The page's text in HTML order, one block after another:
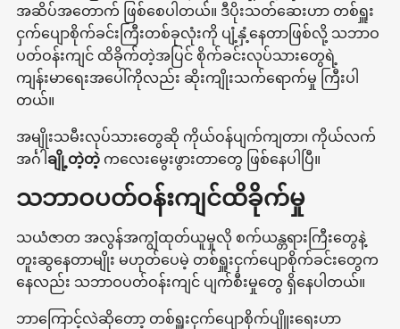
အဆိပ်အတောက် ဖြစ်စေပါတယ်။ ဒီပိုးသတ်ဆေးဟာ တစ်ရှူး
ငှက်ပျောစိုက်ခင်းကြီးတစ်ခုလုံးကို ပျံ့နှံ့နေတာဖြစ်လို့ သဘာဝ
ပတ်ဝန်းကျင် ထိခိုက်တဲ့အပြင် စိုက်ခင်းလုပ်သားတွေရဲ့
ကျန်းမာရေးအပေါ်ကိုလည်း ဆိုးကျိုးသက်ရောက်မှု ကြီးပါ
တယ်။
အမျိုးသမီးလုပ်သားတွေဆို ကိုယ်ဝန်ပျက်ကျတာ၊ ကိုယ်လက်
အင်္ဂါ ချို့တဲ့တဲ့ ကလေးမွေးဖွားတာတွေ ဖြစ်နေပါပြီ။
သဘာဝပတ်ဝန်းကျင်ထိခိုက်မှု
သယံဇာတ အလွန်အကျွံထုတ်ယူမှုလို စက်ယန္တရားကြီးတွေနဲ့
တူးဆွနေတာမျိုး မဟုတ်ပေမဲ့ တစ်ရှူးငှက်ပျောစိုက်ခင်းတွေက
နေလည်း သဘာဝပတ်ဝန်းကျင် ပျက်စီးမှုတွေ ရှိနေပါတယ်။
ဘာကြောင့်လဲဆိုတော့ တစ်ရှူးငှက်ပျောစိုက်ပျိူးရေးဟာ